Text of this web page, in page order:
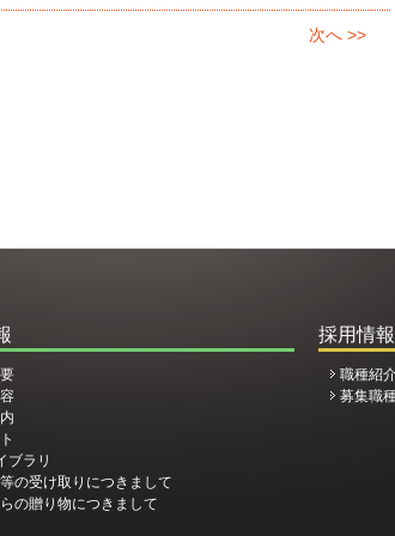
次へ >>
ブラリ
の受け取りにつきまして
の贈り物につきまして
採用情報
職種紹
募集職